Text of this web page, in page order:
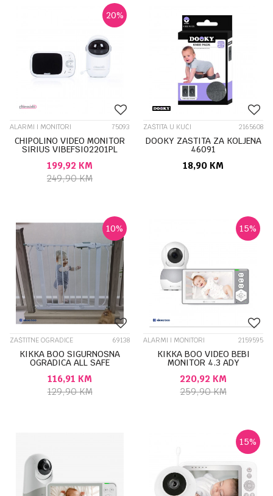
20%
ALARMI I MONITORI 75093
CHIPOLINO VIDEO MONITOR
SIRIUS VIBEFSI02201PL
199,92 KM
249,90KM
ZAŠTITA U KUĆI 2165608
DOOKY ZASTITA ZA KOLJENA
46091
18,90 KM
10%
ZAŠTITNE OGRADICE 69138
KIKKA BOO SIGURNOSNA
OGRADICA ALL SAFE
116,91 KM
129,90KM
15%
ALARMI I MONITORI 2159595
KIKKA BOO VIDEO BEBI
MONITOR 4.3 ADY
220,92 KM
259,90KM
15%